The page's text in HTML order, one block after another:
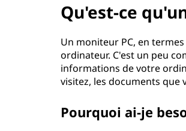
Qu'est-ce
Un moniteur PC, en
ordinateur. C'est un peu
informations de votre
visitez, les documents que
Pourquoi ai-je